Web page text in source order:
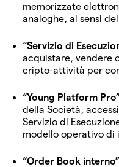
memorizzate
analoghe, ai sensi
“Servizio di
acquistare, vendere
cripto-attività per
“Young Platform
della Società,
Servizio di
modello operativo di
“Order Book